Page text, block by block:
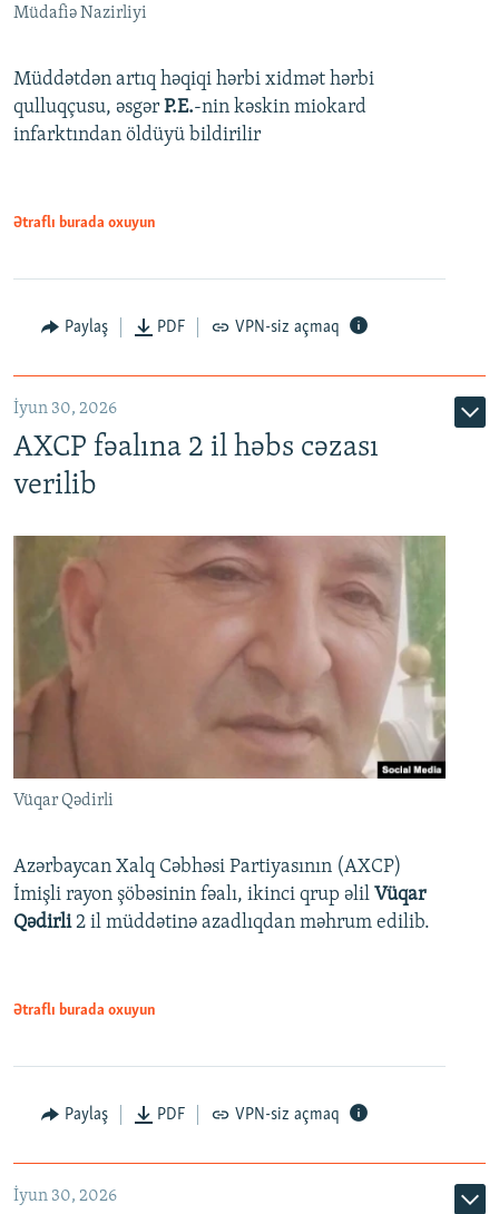
Müdafiə Nazirliyi
Müddətdən artıq həqiqi hərbi xidmət hərbi
qulluqçusu, əsgər P.E.-nin kəskin miokard
infarktından öldüyü bildirilir
Ətraflı burada oxuyun
Paylaş PDF VPN-siz açmaq
İyun 30, 2026
AXCP fəalına 2 il həbs cəzası
verilib
Vüqar Qədirli
Azərbaycan Xalq Cəbhəsi Partiyasının (AXCP)
İmişli rayon şöbəsinin fəalı, ikinci qrup əlil Vüqar
Qədirli2 il müddətinə azadlıqdan məhrum edilib.
Ətraflı burada oxuyun
Paylaş PDF VPN-siz açmaq
İyun 30, 2026